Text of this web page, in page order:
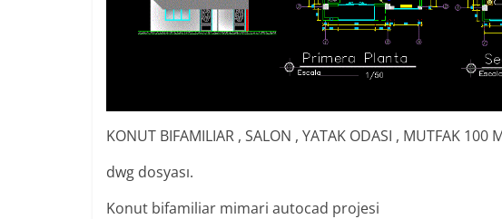
KONUT BIFAMILIAR , SALON , YATAK ODASI , MUTFAK 100
dwg dosyası.
Konut bifamiliar mimari autocad projesi